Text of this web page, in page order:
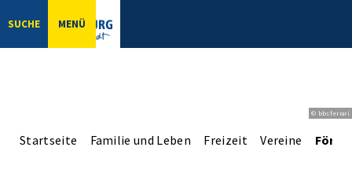
SUCHE MENÜ
© bbsferrari
Startseite Familie und Leben Freizeit Vereine